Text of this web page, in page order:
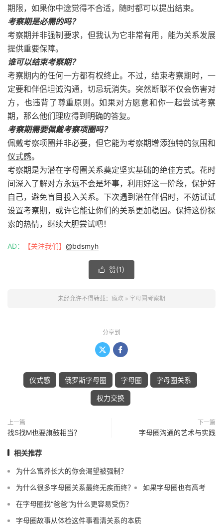
期限，如果你中途觉得不合适，随时都可以提出结束。
考察期是必需的吗？
考察期并非强制要求，但我认为它非常有用，能为关系发展
提供重要保障。
谁可以结束考察期？
考察期内的任何一方都有权终止。不过，结束考察期时，一
定要和伴侣坦诚沟通，切忌玩消失。突然断联不仅会伤害对
方，也违背了尊重原则。如果对方愿意和你一起尝试考察
期，那么他们理应得到明确的答复。
考察期需要佩戴考察项圈吗？
佩戴考察项圈并非必要，但它能为考察期增添独特的氛围和
仪式感。
考察期是为潜在字母圈关系奠定坚实基础的绝佳方式。花时
间深入了解对方永远不会是坏事，利用好这一阶段，保护好
自己，避免盲目投入关系。下次遇到潜在伴侣时，不妨试试
设置考察期，或许它能让你们的关系更加稳固。保持这份探
索的热情，继续大胆尝试吧！
AD： 【关注我们】 @bdsmyh
 赞(1)
未经允许不得转载： 瘾欢 » 字母圈考察期
分享到
 
仪式感 俄罗斯字母圈 字母圈 字母圈关系
权力交换
上一篇
找S找M也要旗鼓相当？
下一篇
字母圈沟通的艺术与实践
相关推荐
为什么富养长大的你会渴望被强制？
为什么很多字母圈关系最终无疾而终？
如果字母圈也有高考
在字母圈找“爸爸”为什么更容易受伤？
字母圈故事从体检这件事看清关系的本质